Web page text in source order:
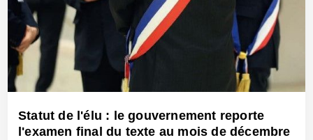
Statut de l'élu : le gouvernement reporte
l'examen final du texte au mois de décembre